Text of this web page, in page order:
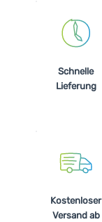
Schnelle
Lieferung
Kostenloser
Versand ab